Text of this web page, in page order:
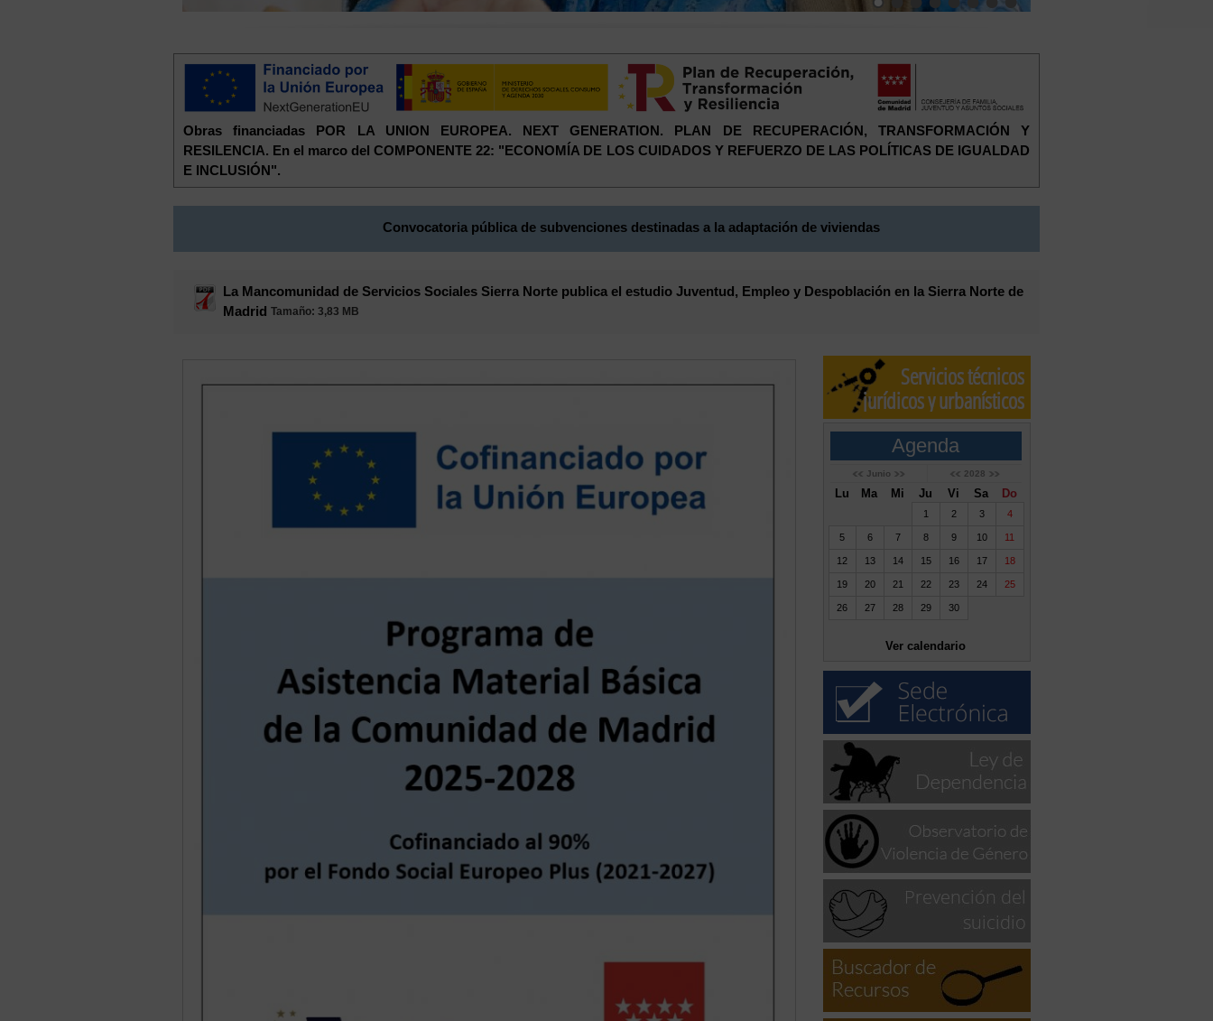
Obras financiadas POR LA UNION EUROPEA. NEXT GENERATION. PLAN DE RECUPERACIÓN, TRANSFORMACIÓN Y
RESILENCIA. En el marco del COMPONENTE 22: "ECONOMÍA DE LOS CUIDADOS Y REFUERZO DE LAS POLÍTICAS DE IGUALDAD
E INCLUSIÓN".
Convocatoria pública de subvenciones destinadas a la adaptación de viviendas
La Mancomunidad de Servicios Sociales Sierra Norte publica el estudio Juventud, Empleo y Despoblación en la Sierra Norte de
Madrid Tamaño: 3,83 MB
Agenda
Junio 2028
Lu Ma Mi Ju Vi Sa Do
1 2 3 4
5 6 7 8 9 10 11
12 13 14 15 16 17 18
19 20 21 22 23 24 25
26 27 28 29 30
Ver calendario